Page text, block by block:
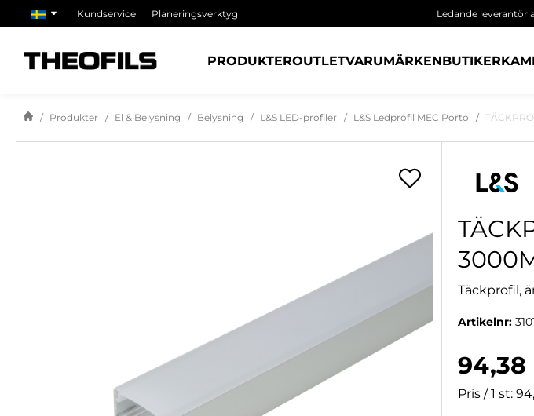
Kundservice Planeringsverktyg Ledande leverantör
PRODUKTEROUTLETVARUMÄRKENBUTIKER
Produkter El & Belysning Belysning L&S LED-profiler L&S Ledprofil MEC Porto
Täckprofil,
Artikelnr:
94,38
Pris / 1 st: